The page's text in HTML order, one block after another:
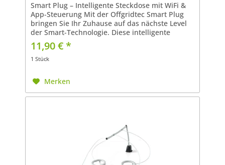
Smart Plug – Intelligente Steckdose mit WiFi &
App-Steuerung Mit der Offgridtec Smart Plug
bringen Sie Ihr Zuhause auf das nächste Level
der Smart-Technologie. Diese intelligente
Steckdose lässt sich mühelos über die Smart
Life- oder...
11,90 € *
1 Stück
Merken